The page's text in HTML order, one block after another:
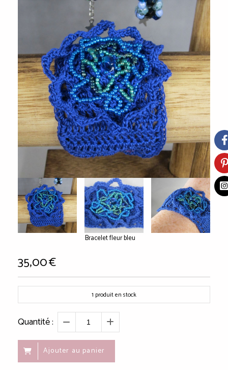
Bracelet fleur bleu
35,00€
1 produit en stock
Quantité :
Ajouter au panier